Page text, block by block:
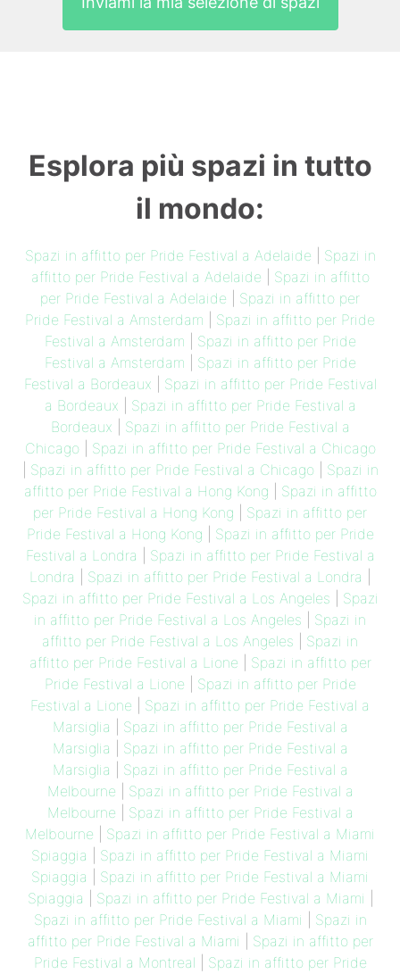
Esplora più spazi in tutto
il mondo:
Spazi in affitto per Pride Festival a Adelaide
Spazi in
affitto per Pride Festival a Adelaide
Spazi in affitto
per Pride Festival a Adelaide
Spazi in affitto per
Pride Festival a Amsterdam
Spazi in affitto per Pride
Festival a Amsterdam
Spazi in affitto per Pride
Festival a Amsterdam
Spazi in affitto per Pride
Festival a Bordeaux
Spazi in affitto per Pride Festival
a Bordeaux
Spazi in affitto per Pride Festival a
Bordeaux
Spazi in affitto per Pride Festival a
Chicago| Spazi in affitto per Pride Festival a Chicago
Spazi in affitto per Pride Festival a Chicago| Spazi in
affitto per Pride Festival a Hong Kong
Spazi in affitto
per Pride Festival a Hong Kong
Spazi in affitto per
Pride Festival a Hong Kong
Spazi in affitto per Pride
Festival a Londra
Spazi in affitto per Pride Festival a
Londra
Spazi in affitto per Pride Festival a Londra
Spazi in affitto per Pride Festival a Los Angeles
Spazi
in affitto per Pride Festival a Los Angeles
Spazi in
affitto per Pride Festival a Los Angeles
Spazi in
affitto per Pride Festival a Lione
Spazi in affitto per
Pride Festival a Lione
Spazi in affitto per Pride
Festival a Lione
Spazi in affitto per Pride Festival a
Marsiglia
Spazi in affitto per Pride Festival a
Marsiglia
Spazi in affitto per Pride Festival a
Marsiglia
Spazi in affitto per Pride Festival a
Melbourne
Spazi in affitto per Pride Festival a
Melbourne
Spazi in affitto per Pride Festival a
Melbourne
Spazi in affitto per Pride Festival a Miami
Spiaggia
Spazi in affitto per Pride Festival a Miami
Spiaggia
Spazi in affitto per Pride Festival a Miami
Spiaggia
Spazi in affitto per Pride Festival a Miami
Spazi in affitto per Pride Festival a Miami
Spazi in
affitto per Pride Festival a Miami
Spazi in affitto per
Pride Festival a Montreal
Spazi in affitto per Pride